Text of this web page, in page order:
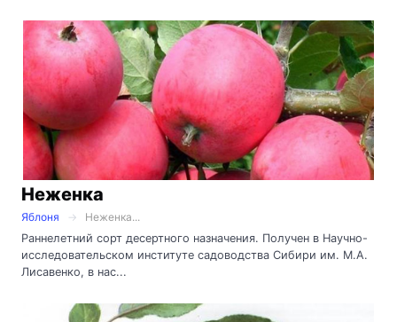
Неженка
Яблоня
Неженка...
Раннелетний сорт десертного назначения. Получен в Научно-
исследовательском институте садоводства Сибири им. М.А.
Лисавенко, в нас...